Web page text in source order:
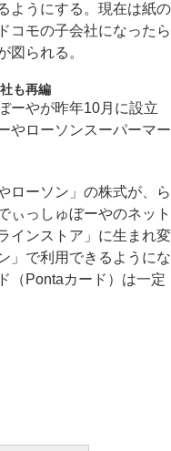
ようにする。現在は紙の
コモの子会社になったら
図られる。
も再編
ーやが昨年10月に設立
やローソンスーパーマー
ローソン」の株式が、ら
ぃっしゅぼーやのネット
インストア」に生まれ変
」で利用できるようにな
（Pontaカード）は一定